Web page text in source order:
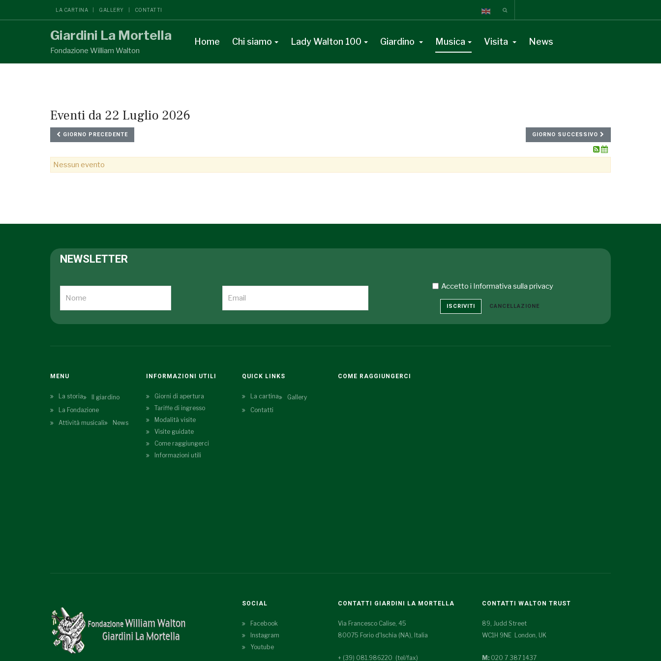
LA CARTINA GALLERY CONTATTI
Giardini La Mortella
Fondazione William Walton
Home Chi siamo Lady Walton 100 Giardino Musica Visita News
Eventi da 22 Luglio 2026
GIORNO PRECEDENTE GIORNO SUCCESSIVO
Nessun evento
NEWSLETTER
Accetto i Informativa sulla privacy
ISCRIVITI CANCELLAZIONE
MENU
La storia
Il giardino
La Fondazione
Attività musicali
News
INFORMAZIONI UTILI
Giorni di apertura
Tariffe di ingresso
Modalità visite
Visite guidate
Come raggiungerci
Informazioni utili
QUICK LINKS
La cartina
Gallery
Contatti
COME RAGGIUNGERCI
SOCIAL
Facebook
Instagram
Youtube
CONTATTI GIARDINI LA MORTELLA
Via Francesco Calise, 45
80075 Forio d'Ischia (NA), Italia
+ (39) 081.986220 (tel/fax)
CONTATTI WALTON TRUST
89, Judd Street
WC1H 9NE London, UK
M:020 7 387 1437